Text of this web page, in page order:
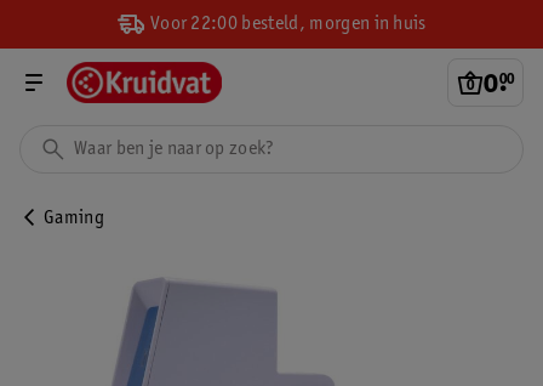
Voor 22:00 besteld, morgen in huis
0.
00
Gaming